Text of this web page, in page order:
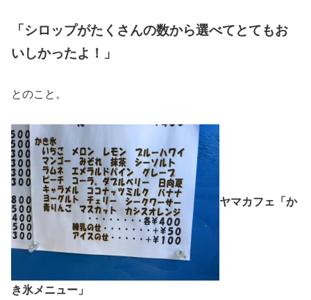
「シロップがたくさんの数から選べてとてもお
いしかったよ！」
とのこと。
ヤマカフェ「か
き氷メニュー」